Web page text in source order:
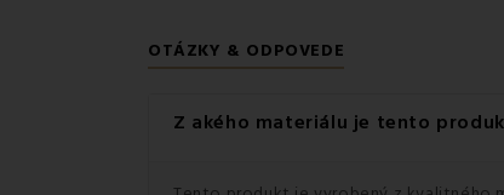
OTÁZKY & ODPOVEDE
Z akého materiálu je tento